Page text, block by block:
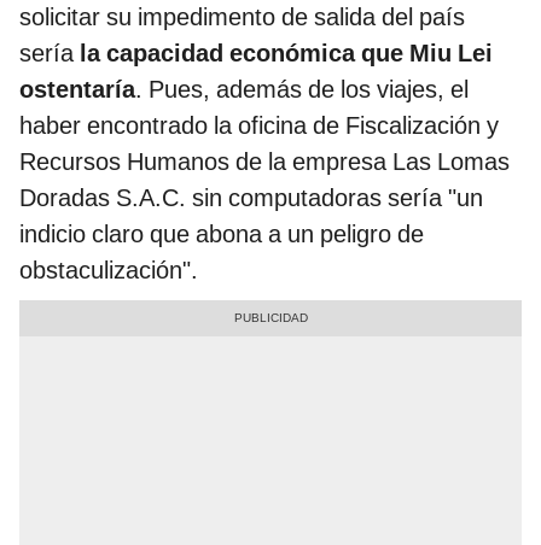
solicitar su impedimento de salida del país
sería la capacidad económica que Miu Lei
ostentaría. Pues, además de los viajes, el
haber encontrado la oficina de Fiscalización y
Recursos Humanos de la empresa Las Lomas
Doradas S.A.C. sin computadoras sería "un
indicio claro que abona a un peligro de
obstaculización".